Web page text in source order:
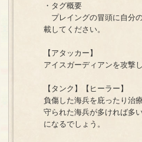
・タグ概要
プレイングの冒頭に自分
載してください。
【アタッカー】
アイスガーディアンを攻撃
【タンク】【ヒーラー】
負傷した海兵を庇ったり治療
守られた海兵が多ければ多
になるでしょう。